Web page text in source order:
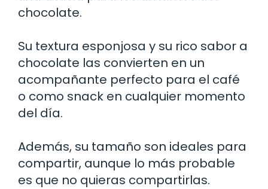
chocolate.
Su textura esponjosa y su rico sabor a
chocolate las convierten en un
acompañante perfecto para el café
o como snack en cualquier momento
del día.
Además, su tamaño son ideales para
compartir, aunque lo más probable
es que no quieras compartirlas.